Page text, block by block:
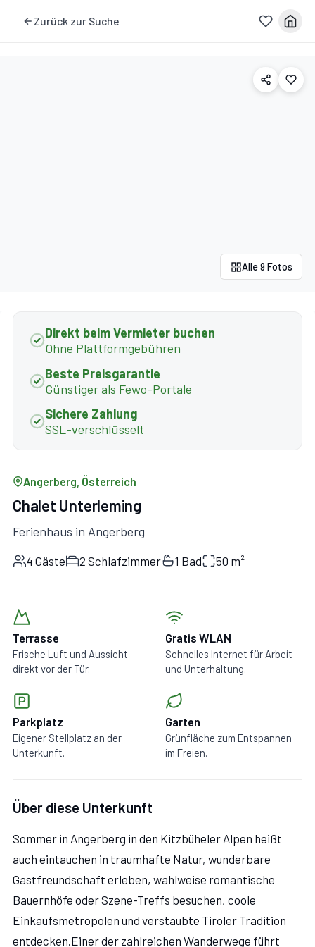
Zurück zur Suche
Alle 9 Fotos
Direkt beim Vermieter buchen
Ohne Plattformgebühren
Beste Preisgarantie
Günstiger als Fewo-Portale
Sichere Zahlung
SSL-verschlüsselt
Angerberg, Österreich
Chalet Unterleming
Ferienhaus in Angerberg
4 Gäste 2 Schlafzimmer 1 Bad 50 m²
Terrasse
Frische Luft und Aussicht
direkt vor der Tür.
Gratis WLAN
Schnelles Internet für Arbeit
und Unterhaltung.
Parkplatz
Eigener Stellplatz an der
Unterkunft.
Garten
Grünfläche zum Entspannen
im Freien.
Über diese Unterkunft
Sommer in Angerberg in den Kitzbüheler Alpen heißt
auch eintauchen in traumhafte Natur, wunderbare
Gastfreundschaft erleben, wahlweise romantische
Bauernhöfe oder Szene-Treffs besuchen, coole
Einkaufsmetropolen und verstaubte Tiroler Tradition
entdecken.Einer der zahlreichen Wanderwege führt